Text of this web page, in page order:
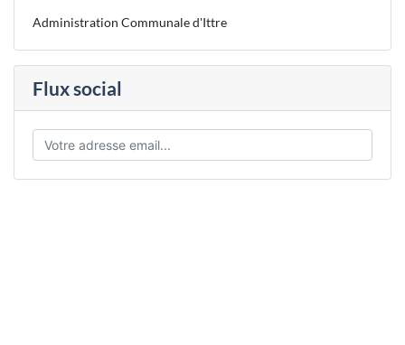
Administration Communale d'Ittre
Flux social